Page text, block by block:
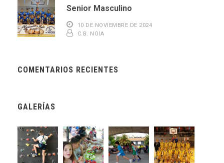
Senior Masculino
10 DE NOVIEMBRE DE 2024
C.B. NOIA
COMENTARIOS RECIENTES
GALERÍAS